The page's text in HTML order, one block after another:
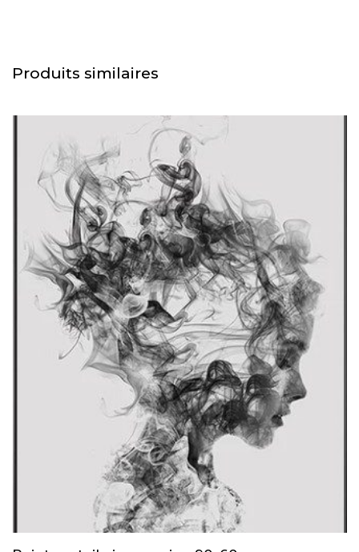
Produits similaires